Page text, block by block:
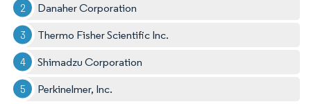
Danaher Corporation
Thermo Fisher Scientific Inc.
Shimadzu Corporation
Perkinelmer, Inc.